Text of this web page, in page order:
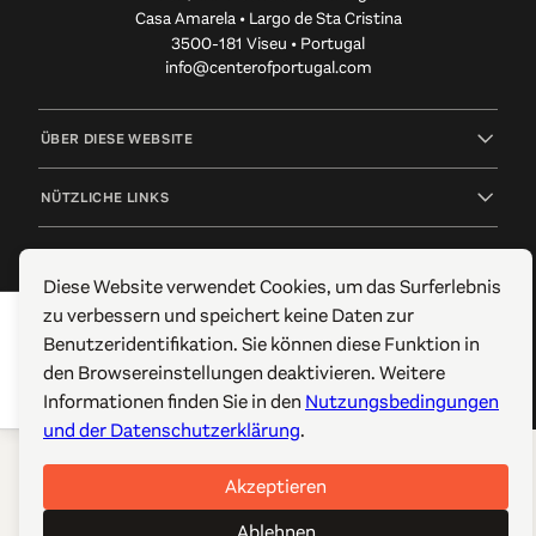
Largo da Devesa, ebenfalls von dem katalanischen
Architekten Josep Lluis Mateo entworfen, ist der neue
Treffpunkt der Stadt. Ein beeindruckender Ort, an
dem Einheimische und Besucher einladende Cafés
und Geschäfte finden können. Ein Platz, auf dem das
Leben pulsiert.
Kultur spielt in Castelo Branco eine große Rolle. Aus
diesem Grund wurde eine ehemalige Textilfabrik in
ein bedeutendes Kulturzentrum umgewandelt.
DieFábrica da Criatividade- die Fabrik der
Kreativität - ist der Ort, an dem sich verschiedene
Künste miteinander vermischen und gegenseitig
beeinflussen: Theater, Tanz, Musik, Kino, Video,
Fernsehen, Design, Grafik, Fotografie und Architektur.
Ein starkes Zentrum kulturellen Schaffens!
Mehr lesen
Casa Amarela • Largo de Sta Cristina
3500-181 Viseu • Portugal
info@centerofportugal.com
ÜBER DIESE WEBSITE
NÜTZLICHE LINKS
© 2012-2026 TCP/ARPT Centro de Portugal. Alle Rechte
vorbehalten. Made by GOMO Digital
Diese Website verwendet Cookies, um das Surferlebnis
zu verbessern und speichert keine Daten zur
Benutzeridentifikation. Sie können diese Funktion in
den Browsereinstellungen deaktivieren. Weitere
Informationen finden Sie in den Nutzungsbedingungen
und der Datenschutzerklärung.
Akzeptieren